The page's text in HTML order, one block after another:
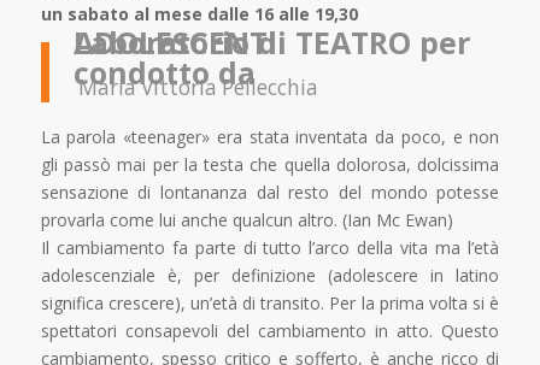
un sabato al mese dalle 16 alle 19,30
Laboratorio di TEATRO per ADOLESCENTI
condotto da
Maria Vittoria Pellecchia
La parola «teenager» era stata inventata da poco, e non
gli passò mai per la testa che quella dolorosa, dolcissima
sensazione di lontananza dal resto del mondo potesse
provarla come lui anche qualcun altro. (Ian Mc Ewan)
Il cambiamento fa parte di tutto l’arco della vita ma l’età
adolescenziale è, per definizione (adolescere in latino
significa crescere), un’età di transito. Per la prima volta si è
spettatori consapevoli del cambiamento in atto. Questo
cambiamento, spesso critico e sofferto, è anche ricco di